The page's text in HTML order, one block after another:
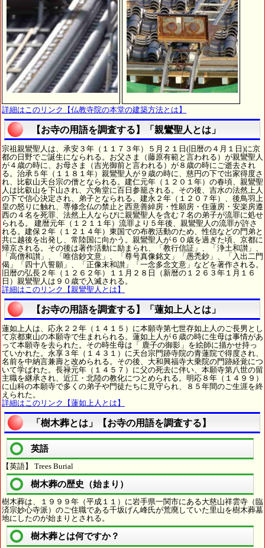
詳細はこのリンク【仏教寺院の本堂の建築方法とは】
【お寺の用語を調査する】「親鸞聖人とは」
宗祖親鸞聖人は、承安３年（１１７３年）５月２１日(旧暦の４月１日)に京
都の日野でご誕生になられる。お父さま（藤原有範と言われる）が親鸞聖人
が４歳の時に、お母さま（吉光御前と言われる）が８歳の時にご逝去され
る。治承５年（１１８１年）親鸞聖人が９歳の時に、慈円の下で出家得度さ
れ、比叡山天台宗の僧となられる。建仁元年（１２０１年）の春頃、親鸞聖
人は比叡山を下山され、六角堂に百日参籠される。その後、吉水の法然上人
の下で信心決定され、弟子となられる。建永２年（１２０７年）、後鳥羽上
皇の怒りに触れ、専修念仏の禁止と西意善綽房・性願房・住蓮房・安楽房遵
西の４名を死罪、法然上人ならびに親鸞聖人を含む７名の弟子が流罪に処せ
られる。 建暦元年（１２１１年）流罪より５年後、親鸞聖人の流罪が許さ
れる。建保２年（１２１４年）東国での布教活動のため、性信などの門弟と
共に越後を出発し、常陸国に向かう。親鸞聖人が６０歳を過ぎた頃、京都に
帰京される。その後は著作活動に励まられ、「教行信証」、「浄土和讃」、
「高僧和讃」、「唯信鈔文意」、「尊号真像銘文」「愚禿鈔」、「入出二門
偈」「四十八誓願」、「正像末和讃」「一念多念文意」などを著作される。
旧暦の弘長２年（１２６２年）１１月２８日（新暦の１２６３年１月１６
日）親鸞聖人は９０歳で入滅される。
詳細はこのリンク【親鸞聖人とは】
【お寺の用語を調査する】「蓮如上人とは」
蓮如上人は、応永２２年（１４１５）に本願寺第七世存如上人のご長男とし
て京都東山の本願寺で生まれられる。蓮如上人が６歳の時に生母は事情があ
って本願寺を去られた。その時生母は「 鹿子の御影」を絵師に描かせ持っ
ていかれた。永享３年（１４３１）に天台宗門跡寺院の青蓮院で得度され、
名前を中納言兼壽と改められる。その後、大和興福寺大乗院の門跡経覚につ
いて学ばれた。長禄元年（１４５７）に父の死去に伴い、本願寺第八世の留
主職を継承され、近江・北陸の教化につとめられる。明応８年（１４９９）
に山科の本願寺で多くの弟子や門徒たちに見守られ、８５年間のご生涯を終
えられた。
詳細はこのリンク【蓮如上人とは】
「樹木葬とは」【お寺の用語を調査する】
英語
【英語】 Trees Burial
樹木葬の歴史（始まり）
樹木葬は、１９９９年（平成１１）に岩手県一関市にある大慈山祥雲寺（臨
済宗妙心寺派）のご住職である千坂げん峰氏が荒廃していた里山を樹木葬墓
地にしたのが始まりとされる。
樹木葬とは何ですか？